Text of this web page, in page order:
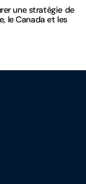
une stratégie de
le Canada et les